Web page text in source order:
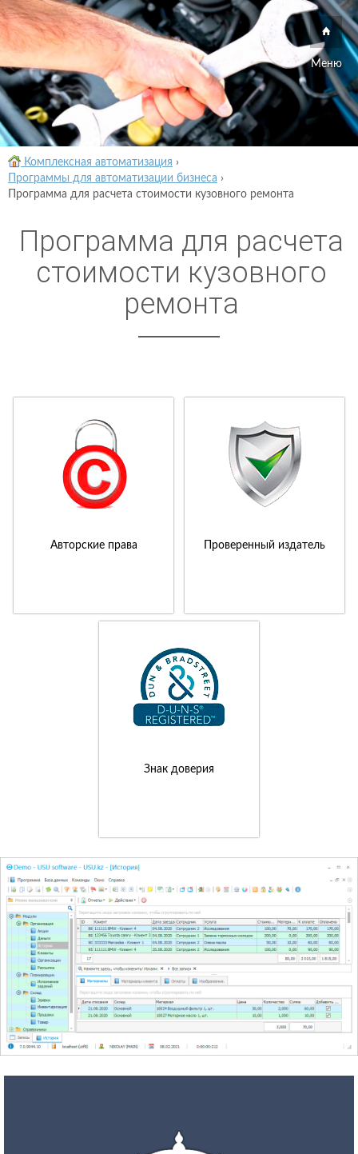
Меню
Комплексная автоматизация ›
Программы для автоматизации бизнеса ›
Программа для расчета стоимости кузовного ремонта
Программа для расчета
стоимости кузовного
ремонта
Авторские права Проверенный издатель
Знак доверия